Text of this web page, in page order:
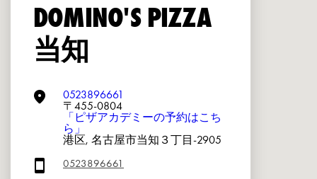
DOMINO'S PIZZA
当知
0523896661
〒455-0804
「ピザアカデミーの予約はこち
ら」
港区, 名古屋市当知３丁目-2905
0523896661